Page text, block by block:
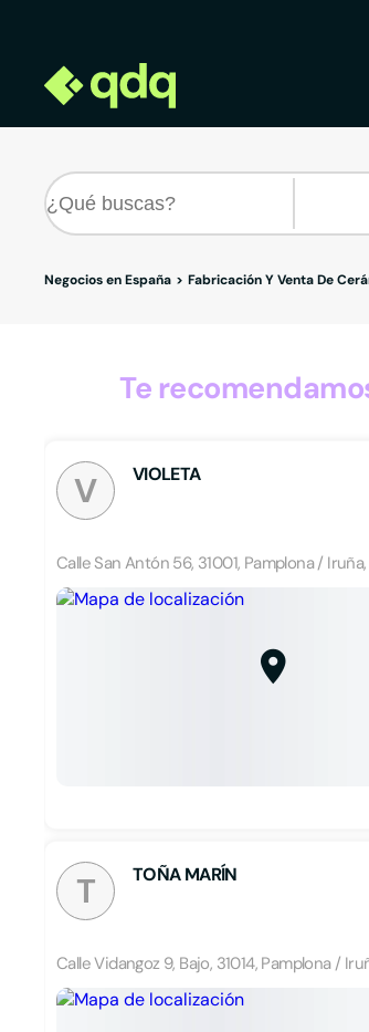
Negocios en España Fabricación Y Venta De
Te
V VIOLETA
Calle San Antón 56, 31001, Pamplona /
T TOÑA MARÍN
Calle Vidangoz 9, Bajo, 31014, Pamplona /